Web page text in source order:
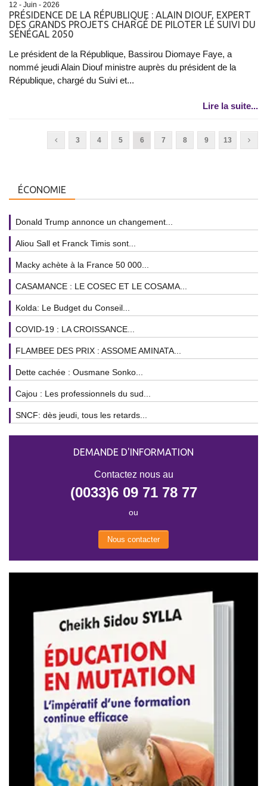
12 - Juin - 2026
PRÉSIDENCE DE LA RÉPUBLIQUE : ALAIN DIOUF, EXPERT
DES GRANDS PROJETS CHARGÉ DE PILOTER LE SUIVI DU
SÉNÉGAL 2050
Le président de la République, Bassirou Diomaye Faye, a
nommé jeudi Alain Diouf ministre auprès du président de la
République, chargé du Suivi et...
Lire la suite...
3 4 5 6 7 8 9 13
ÉCONOMIE
Donald Trump annonce un changement...
Aliou Sall et Franck Timis sont...
Macky achète à la France 50 000...
CASAMANCE : LE COSEC ET LE COSAMA...
Kolda: Le Budget du Conseil...
COVID-19 : LA CROISSANCE...
FLAMBEE DES PRIX : ASSOME AMINATA...
Dette cachée : Ousmane Sonko...
Cajou : Les professionnels du sud...
SNCF: dès jeudi, tous les retards...
DEMANDE D'INFORMATION
Contactez nous au
(0033)6 09 71 78 77
ou
Nous contacter